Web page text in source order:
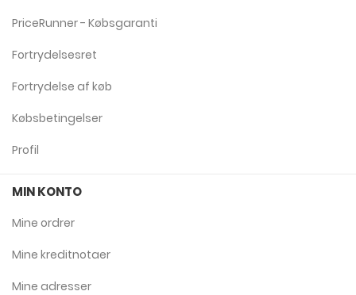
PriceRunner - Købsgaranti
Fortrydelsesret
Fortrydelse af køb
Købsbetingelser
Profil
MIN KONTO
Mine ordrer
Mine kreditnotaer
Mine adresser